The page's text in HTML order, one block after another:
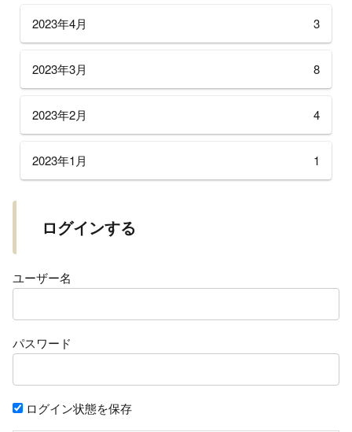
2023年4月 3
2023年3月 8
2023年2月 4
2023年1月 1
ログインする
ユーザー名
パスワード
ログイン状態を保存